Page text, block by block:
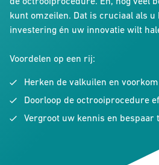
kunt omzeilen. Dat is cruciaal als
investering én uw innovatie wilt
Voordelen op een rij:
Herken de valkuilen en
Doorloop de octrooiprocedure
Vergroot uw kennis en bespaar